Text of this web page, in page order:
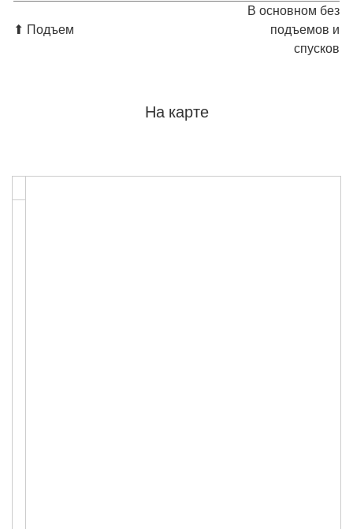
⬆ Подъем
В основном без
подъемов и
спусков
На карте